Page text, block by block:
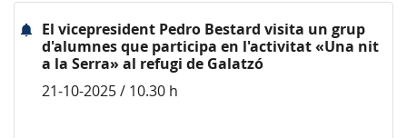
El vicepresident Pedro Bestard visita un grup
d'alumnes que participa en l'activitat «Una nit
a la Serra» al refugi de Galatzó
21-10-2025 / 10.30 h